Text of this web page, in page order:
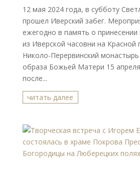
12 мая 2024 года, в субботу
прошел Иверский забег.
ежегодно в память о
из Иверской часовни на Красной
Николо-Перервинский
образа Божьей Матери 15
после...
читать далее